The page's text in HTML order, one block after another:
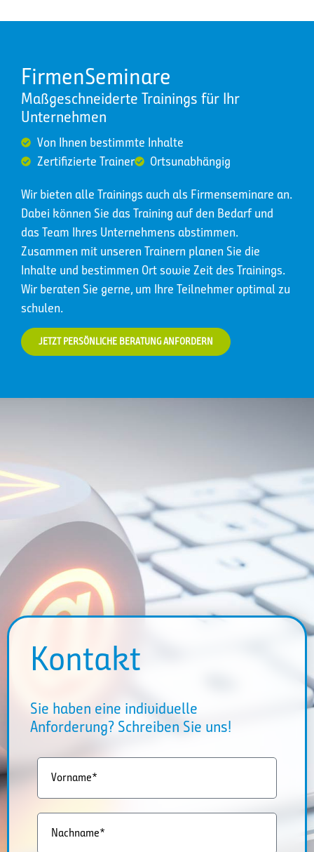
FirmenSeminare
Maßgeschneiderte Trainings für Ihr
Unternehmen
Von Ihnen bestimmte Inhalte
Zertifizierte Trainer
Ortsunabhängig
Wir bieten alle Trainings auch als Firmenseminare an.
Dabei können Sie das Training auf den Bedarf und
das Team Ihres Unternehmens abstimmen.
Zusammen mit unseren Trainern planen Sie die
Inhalte und bestimmen Ort sowie Zeit des Trainings.
Wir beraten Sie gerne, um Ihre Teilnehmer optimal zu
schulen.
JETZT PERSÖNLICHE BERATUNG ANFORDERN
Kontakt
Sie haben eine individuelle
Anforderung? Schreiben Sie uns!
Vorname*
Nachname*